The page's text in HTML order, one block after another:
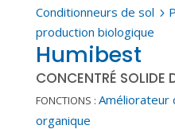
Conditionneurs de sol 5
production biologique
Humibest
CONCENTRÉ SOLIDE
FONCTIONS : Améliorateur
organique